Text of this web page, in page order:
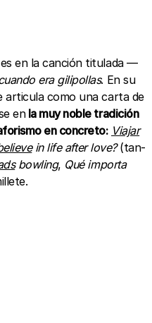
en la canción titulada —
era gilipollas. En su
articula como una carta de
enla muy noble tradición
en concreto: Viajar
in life after love?(tan-
bowling, Qué importa